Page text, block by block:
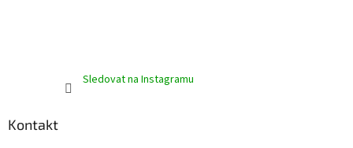
Sledovat na Instagramu
Kontakt